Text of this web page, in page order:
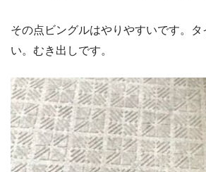
その点ビングルはやりやすいです。
い。むき出しです。